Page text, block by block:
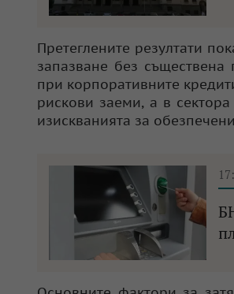
Претеглените резултати
запазване без
при корпоративните
рискови заеми, а в
изискванията за